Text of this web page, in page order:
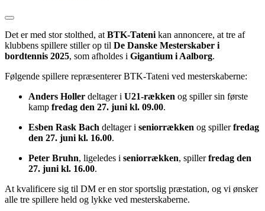
Det er med stor stolthed, at BTK-Tateni kan annoncere, at tre af
klubbens spillere stiller op til De Danske Mesterskaber i
bordtennis 2025, som afholdes i Gigantium i Aalborg.
Følgende spillere repræsenterer BTK-Tateni ved mesterskaberne:
Anders Holler deltager i U21-rækken og spiller sin første
kamp fredag den 27. juni kl. 09.00.
Esben Rask Bach deltager i seniorrækken og spillerfredag
den 27. juni kl. 16.00.
Peter Bruhn, ligeledes i seniorrækken, spillerfredag den
27. juni kl. 16.00.
At kvalificere sig til DM er en stor sportslig præstation, og vi ønsker
alle tre spillere held og lykke ved mesterskaberne.